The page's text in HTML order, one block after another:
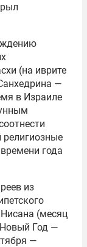
(на иврите
—
в Израиле
года
из
(месяц
Новый Год —
—